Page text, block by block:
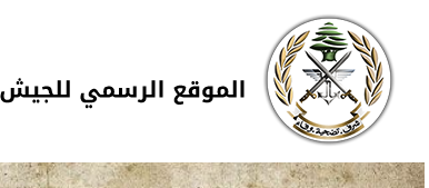
تجاوز إلى المحتوى الرئيسي
Skip to navigation